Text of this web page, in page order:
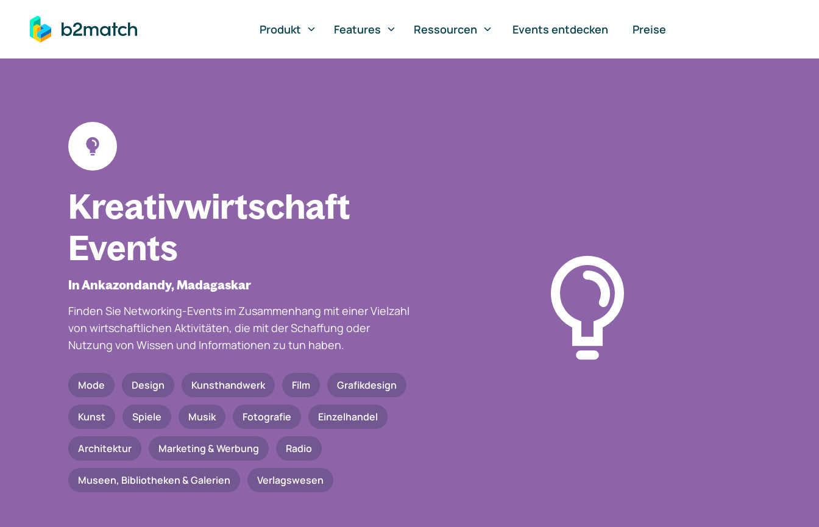
springen
Produkt
Features Ressourcen Events entdecken Preise
Kreativwirtschaft
Events
In Ankazondandy, Madagaskar
Finden Sie Networking-Events im Zusammenhang mit einer Vielzahl
von wirtschaftlichen Aktivitäten, die mit der Schaffung oder
Nutzung von Wissen und Informationen zu tun haben.
Mode Design Kunsthandwerk Film Grafikdesign
Kunst Spiele Musik Fotografie Einzelhandel
Architektur Marketing & Werbung Radio
Museen, Bibliotheken & Galerien Verlagswesen